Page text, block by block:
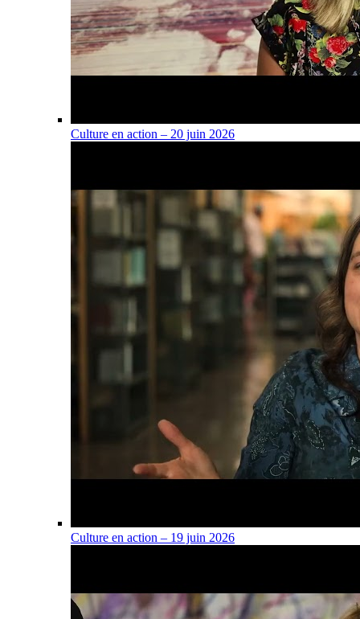
Culture en action – 20 juin 2026
Culture en action – 19 juin 2026